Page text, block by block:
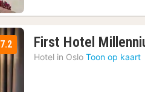
7.2 First Hotel
Hotel in Oslo Toon op kaart